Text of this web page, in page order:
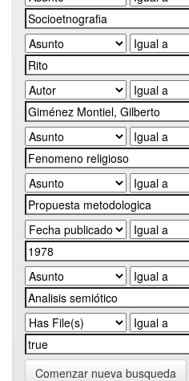
Comenzar nueva busqueda